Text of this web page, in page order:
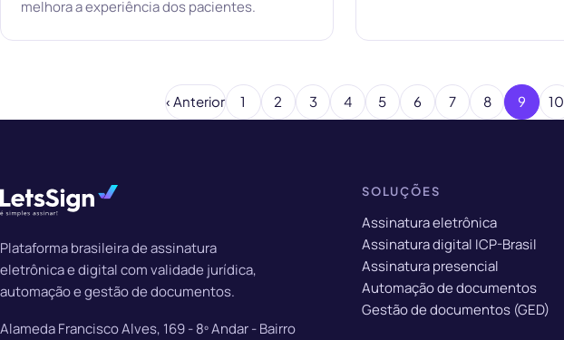
melhora a experiência dos pacientes.
‹ Anterior 1 2 3 4 5 6 7 8 9 10
Plataforma brasileira de assinatura
eletrônica e digital com validade jurídica,
automação e gestão de documentos.
Alameda Francisco Alves, 169 - 8º Andar - Bairro
SOLUÇÕES
Assinatura eletrônica
Assinatura digital ICP-Brasil
Assinatura presencial
Automação de documentos
Gestão de documentos (GED)